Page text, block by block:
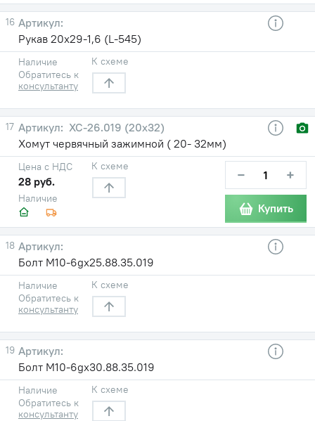
16
Рукав 20х29-1,6 (L-545)
Наличие
Обратитесь к
консультанту
К схеме
17
ХС-26.019 (20х32)
Хомут червячный зажимной ( 20- 32мм)
Наличие
Цена с НДС
28 руб.
К схеме − +
Купить
18
Болт М10-6gх25.88.35.019
Наличие
Обратитесь к
консультанту
К схеме
19
Болт М10-6gх30.88.35.019
Наличие
Обратитесь к
консультанту
К схеме